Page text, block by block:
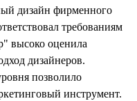
дизайн фирменного
требованиям
высоко оценила
дизайнеров.
позволило
инструмент.